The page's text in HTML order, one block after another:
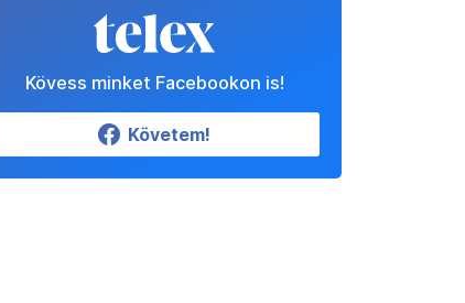
Kövess minket Facebookon is!
Követem!